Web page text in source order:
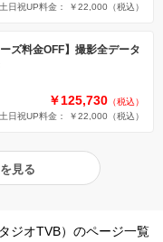
土日祝UP料金： ￥22,000 （税込）
ズ料金OFF】撮影全データ
￥125,730 （税込）
土日祝UP料金： ￥22,000 （税込）
見る
ジオTVB）のページ一覧